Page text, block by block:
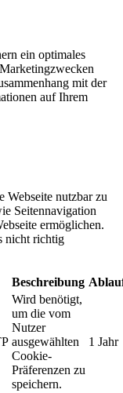
ein optimales
mit der
auf Ihrem
Webseite nutzbar zu
Seitennavigation
ermöglichen.
nicht richtig
Beschreibung
Wird benötigt,
um die vom
Nutzer
ausgewählten
Cookie-
Präferenzen zu
speichern.
1 Jahr